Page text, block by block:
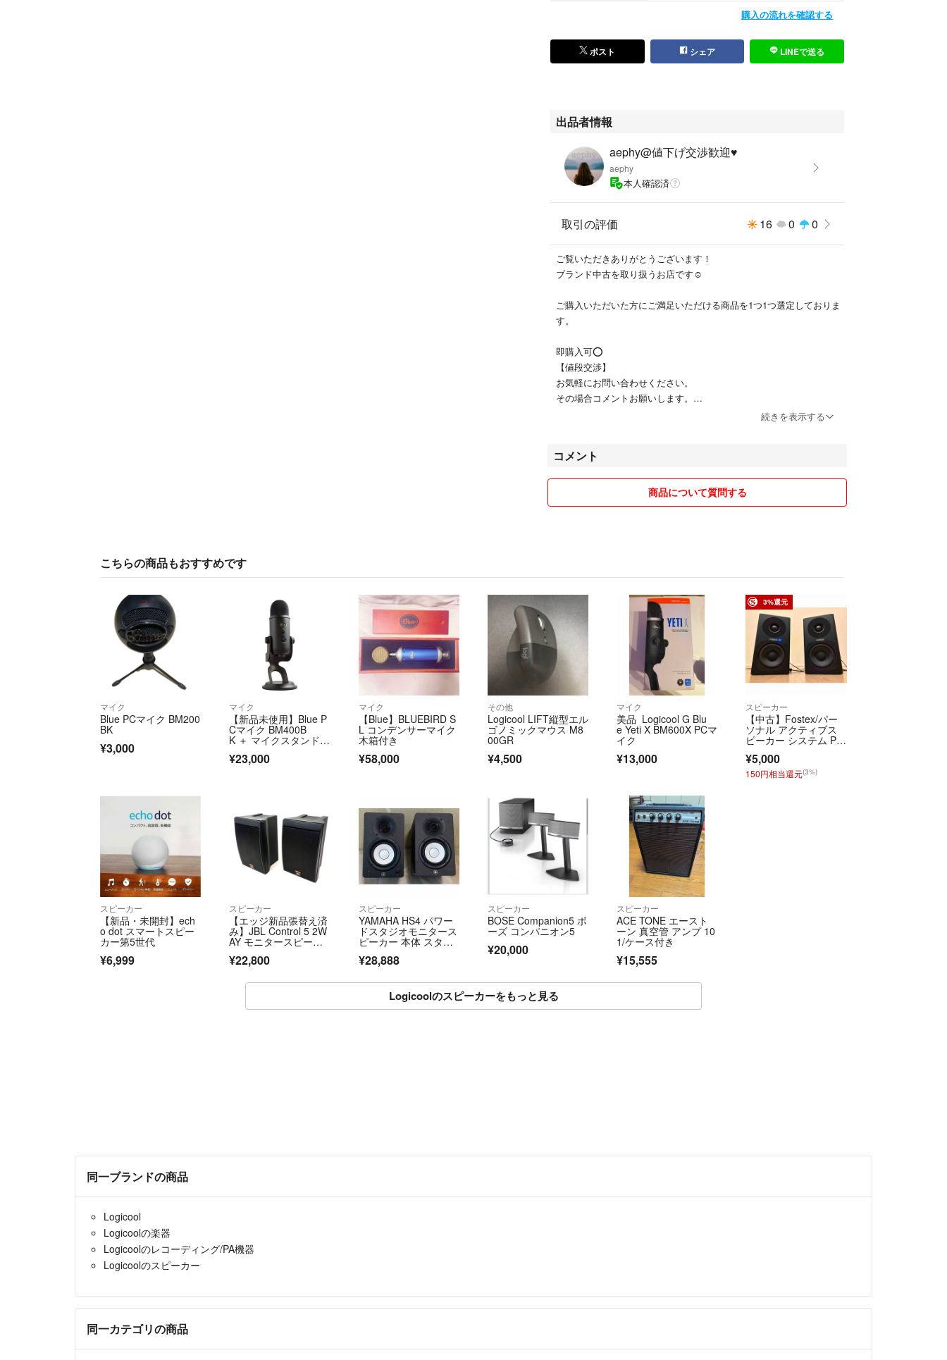
購入の流れを確認する
ポスト シェア LINEで送る
出品者情報
aephy@値下げ交渉歓迎♥️
aephy
本人確認済
取引の評価 16 0 0
ご覧いただきありがとうございます！
ブランド中古を取り扱うお店です☺︎
ご購入いただいた方にご満足いただける商品を1つ1つ選定しておりま
す。
即購入可⭕️
【値段交渉】
お気軽にお問い合わせください。
その場合コメントお願いします。
【発送】
基本2〜3日でさせていただきますが、
倉庫への発送などもあり、
コメント欄へその旨お伝えください。
2枚⇨500円OFF
3枚⇨800円OFF
4枚以上⇨1000円OFF
よろしくお願いします☺︎
続きを表示する
コメント
商品について質問する
こちらの商品もおすすめです
マイク
Blue PCマイク BM200
BK
¥3,000
マイク
【新品未使用】Blue P
Cマイク BM400B
K ＋ マイクスタンド付
¥23,000
マイク
【Blue】BLUEBIRD S
L コンデンサーマイク
木箱付き
¥58,000
その他
Logicool LIFT縦型エル
ゴノミックマウス M8
00GR
¥4,500
マイク
美品 Logicool G Blu
e Yeti X BM600X PCマ
イク
¥13,000
3%還元
スピーカー
【中古】Fostex/パー
ソナル アクティブス
ピーカー システム PM
¥5,000
150円相当還元(3%)
スピーカー
【新品・未開封】ech
o dot スマートスピー
カー第5世代
¥6,999
スピーカー
【エッジ新品張替え済
み】JBL Control 5 2W
AY モニタースピーカ
¥22,800
スピーカー
YAMAHA HS4 パワー
ドスタジオモニタース
ピーカー 本体 スタン
ド
¥28,888
スピーカー
BOSE Companion5 ボ
ーズ コンパニオン5
¥20,000
スピーカー
ACE TONE エースト
ーン 真空管 アンプ 10
1/ケース付き
¥15,555
Logicoolのスピーカーをもっと見る
同一ブランドの商品
Logicool
Logicoolの楽器
Logicoolのレコーディング/PA機器
Logicoolのスピーカー
同一カテゴリの商品